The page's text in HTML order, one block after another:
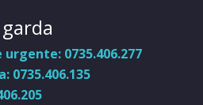
0735.406.277
0735.406.135